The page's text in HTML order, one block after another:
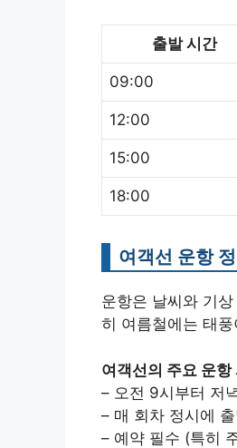
출발 시간
09:00
12:00
15:00
18:00
여객선 운항
운항은 날씨와 기
히 여름철에는 태
여객선의 주요 운항
– 오전 9시부터 저
– 매 회차 정시에
– 예약 필수 (특히